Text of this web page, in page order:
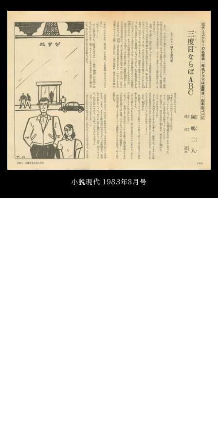
小説現代 1983年8月号